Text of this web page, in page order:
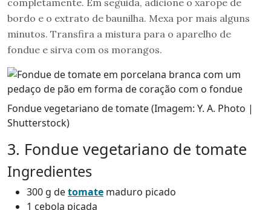
bordo e o extrato de baunilha. Mexa por mais alguns
minutos. Transfira a mistura para o aparelho de
fondue e sirva com os morangos.
Fondue vegetariano de tomate (Imagem: Y. A. Photo |
Shutterstock)
3. Fondue vegetariano de tomate
Ingredientes
300 g detomate maduro picado
1 cebola picada